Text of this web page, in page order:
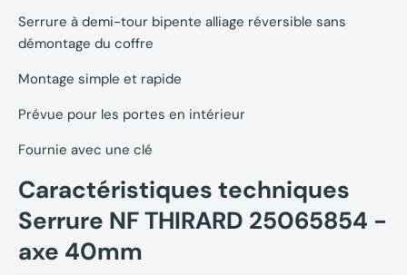
Serrure à demi-tour bipente alliage réversible sans
démontage du coffre
Montage simple et rapide
Prévue pour les portes en intérieur
Fournie avec une clé
Caractéristiques techniques
Serrure NF THIRARD 25065854 -
axe 40mm